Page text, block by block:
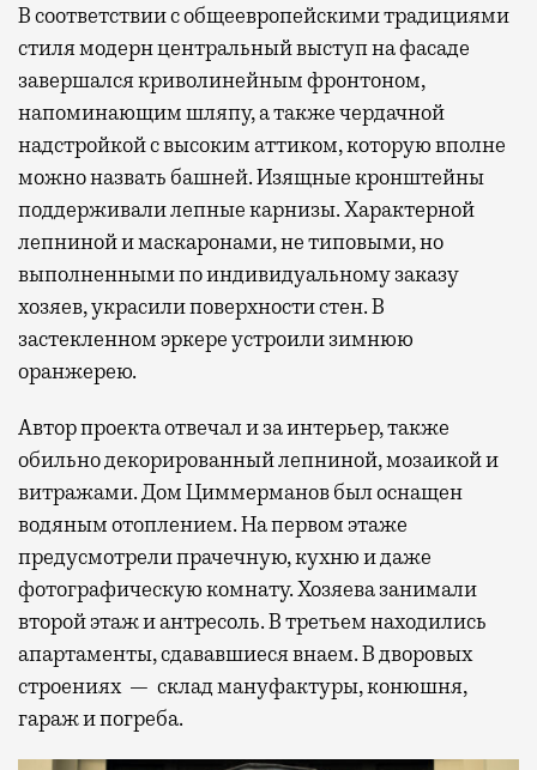
В соответствии с общеевропейскими традициями
стиля модерн центральный выступ на фасаде
завершался криволинейным фронтоном,
напоминающим шляпу, а также чердачной
надстройкой с высоким аттиком, которую вполне
можно назвать башней. Изящные кронштейны
поддерживали лепные карнизы. Характерной
лепниной и маскаронами, не типовыми, но
выполненными по индивидуальному заказу
хозяев, украсили поверхности стен. В
застекленном эркере устроили зимнюю
оранжерею.
Автор проекта отвечал и за интерьер, также
обильно декорированный лепниной, мозаикой и
витражами. Дом Циммерманов был оснащен
водяным отоплением. На первом этаже
предусмотрели прачечную, кухню и даже
фотографическую комнату. Хозяева занимали
второй этаж и антресоль. В третьем находились
апартаменты, сдававшиеся внаем. В дворовых
строениях — склад мануфактуры, конюшня,
гараж и погреба.